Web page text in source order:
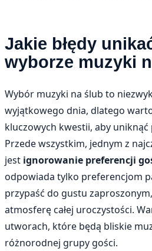
Jakie błędy
wyborze muzyki
Wybór muzyki na ślub to
wyjątkowego dnia, dlatego
kluczowych kwestii, aby uniknąć
Przede wszystkim, jednym z
jest ignorowanie preferencji
odpowiada tylko preferencjom
przypaść do gustu
atmosferę całej uroczystości.
utworach, które będą bliskie
różnorodnej grupy gości.